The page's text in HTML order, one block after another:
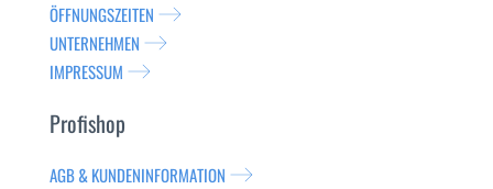
ÖFFNUNGSZEITEN
UNTERNEHMEN
IMPRESSUM
Profishop
AGB & KUNDENINFORMATION